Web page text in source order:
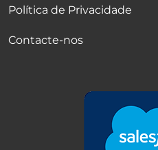
Política de Privacidade
Contacte-nos